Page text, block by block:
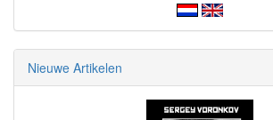
Nieuwe Artikelen